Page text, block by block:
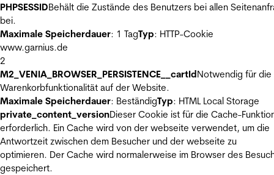
PHPSESSIDBehält die Zustände des Benutzers bei allen
bei.
Maximale Speicherdauer: 1 TagTyp: HTTP-Cookie
www.garnius.de
2
M2_VENIA_BROWSER_PERSISTENCE__cartIdNotwendig für die
Warenkorbfunktionalität auf der Website.
Maximale Speicherdauer: BeständigTyp: HTML Local Storage
private_content_versionDieser Cookie ist für die Cache-
erforderlich. Ein Cache wird von der webseite verwendet, um die
Antwortzeit zwischen dem Besucher und der webseite zu
optimieren. Der Cache wird normalerweise im Browser des
gespeichert.